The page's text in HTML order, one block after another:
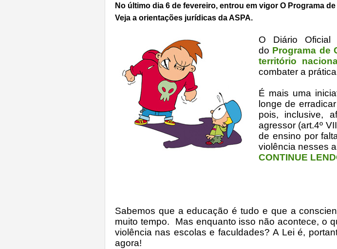
No último dia 6 de fevereiro, entrou em vigor O Programa
Veja a orientações jurídicas da ASPA.
O Diário
do Programa de
território
combater a
É mais uma
longe de
pois, inclusive,
agressor (art.4º
de ensino por
violência nesses
CONTINUE
Sabemos que a educação é tudo e que a
muito tempo. Mas enquanto isso não acontece, o
violência nas escolas e faculdades?A Lei é,
agora!